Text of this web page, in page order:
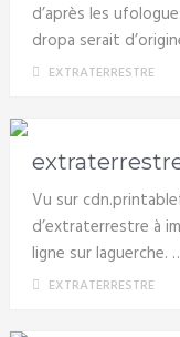
d’après les
dropa serait
EXTRATERRESTRE
Vu sur
d’extraterrestre à
ligne sur laguerche.
EXTRATERRESTRE